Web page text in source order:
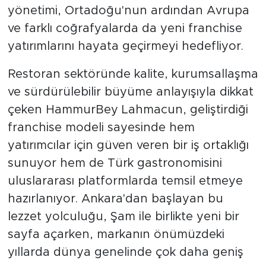
yönetimi, Ortadoğu'nun ardından Avrupa
ve farklı coğrafyalarda da yeni franchise
yatırımlarını hayata geçirmeyi hedefliyor.
Restoran sektöründe kalite, kurumsallaşma
ve sürdürülebilir büyüme anlayışıyla dikkat
çeken HammurBey Lahmacun, geliştirdiği
franchise modeli sayesinde hem
yatırımcılar için güven veren bir iş ortaklığı
sunuyor hem de Türk gastronomisini
uluslararası platformlarda temsil etmeye
hazırlanıyor. Ankara'dan başlayan bu
lezzet yolculuğu, Şam ile birlikte yeni bir
sayfa açarken, markanın önümüzdeki
yıllarda dünya genelinde çok daha geniş